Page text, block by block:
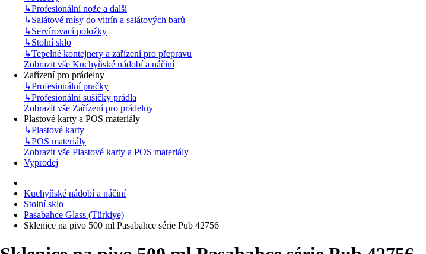
↳Profesionální nože a další
↳Salátové mísy do vitrín a salátových barů
↳Servírovací položky
↳Stolní sklo
↳Tepelné kontejnery a zařízení pro přepravu
Zobrazit vše Kuchyňské nádobí a náčiní
Zařízení pro prádelny
↳Profesionální pračky
↳Profesionální sušičky prádla
Zobrazit vše Zařízení pro prádelny
Plastové karty a POS materiály
↳Plastové karty
↳POS materiály
Zobrazit vše Plastové karty a POS materiály
Vyprodej
Kuchyňské nádobí a náčiní
Stolní sklo
Pasabahce Glass (Türkiye)
Sklenice na pivo 500 ml Pasabahce série Pub 42756